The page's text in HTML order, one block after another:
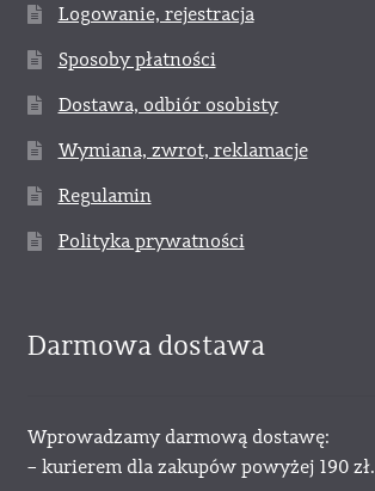
Logowanie, rejestracja
Sposoby płatności
Dostawa, odbiór osobisty
Wymiana, zwrot, reklamacje
Regulamin
Polityka prywatności
Darmowa dostawa
Wprowadzamy darmową dostawę:
– kurierem dla zakupów powyżej 190 zł.